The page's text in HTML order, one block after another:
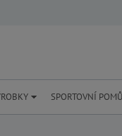
SPORTOVNÍ